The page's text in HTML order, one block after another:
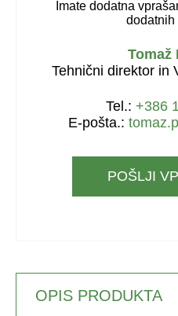
Imate dodatna
dodatnih
Tomaž
Tehnični direktor in
Tel.: +386
E-pošta.:
POŠLJI
OPIS PRODUKTA